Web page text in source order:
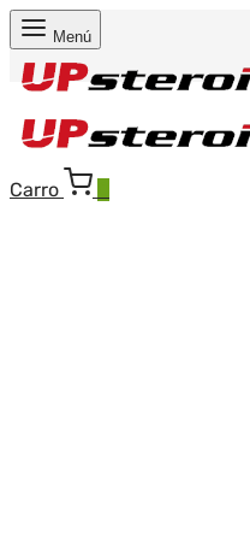
Menú
Carro